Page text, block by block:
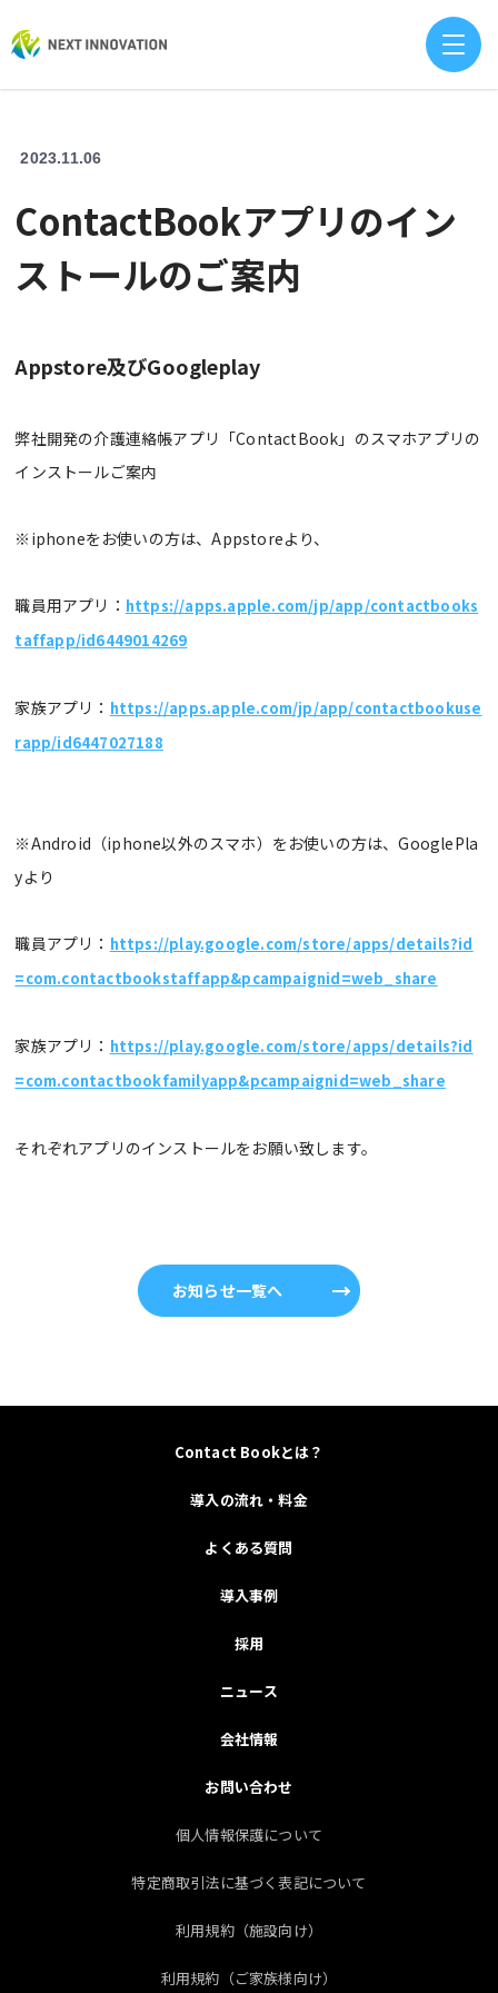
2023.11.06
ContactBookアプリのイン
ストールのご案内
Appstore及びGoogleplay
弊社開発の介護連絡帳アプリ「ContactBook」のスマホアプリの
インストールご案内
※iphoneをお使いの方は、Appstoreより、
職員用アプリ： https://apps.apple.com/jp/app/contactbooks
taffapp/id6449014269
家族アプリ： https://apps.apple.com/jp/app/contactbookuse
rapp/id6447027188
※Android（iphone以外のスマホ）をお使いの方は、GooglePla
yより
職員アプリ： https://play.google.com/store/apps/details?id
=com.contactbookstaffapp&pcampaignid=web_share
家族アプリ： https://play.google.com/store/apps/details?id
=com.contactbookfamilyapp&pcampaignid=web_share
それぞれアプリのインストールをお願い致します。
お知らせ一覧へ
Contact Bookとは？
導入の流れ・料金
よくある質問
導入事例
採用
ニュース
会社情報
お問い合わせ
個人情報保護について
特定商取引法に基づく表記について
利用規約（施設向け）
利用規約（ご家族様向け）